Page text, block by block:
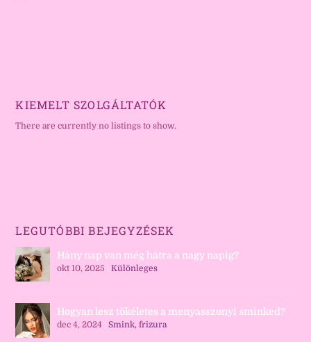
KIEMELT SZOLGÁLTATÓK
There are currently no listings to show.
LEGUTÓBBI BEJEGYZÉSEK
Hány nap van még hátra a nagy napig?
okt 10, 2025 |Különleges
Hogyan lesz tökéletes a menyasszonyi sminked?
dec 4, 2024 |Smink, frizura